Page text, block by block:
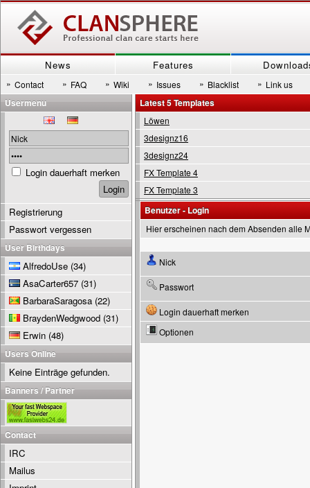
News Features
» Contact » FAQ » Wiki » Issues » Blacklist » Link us
Latest 5 Templates
Löwen
3designz16
3designz24
FX Template 4
FX Template 3
Benutzer - Login
Hier erscheinen nach dem Absenden alle
Nick
Passwort
Login dauerhaft merken
Optionen
Usermenu
Login dauerhaft merken
Registrierung
Passwort vergessen
User Birthdays
AlfredoUse (34)
AsaCarter657 (31)
BarbaraSaragosa (22)
BraydenWedgwood (31)
Erwin (48)
Users Online
Keine Einträge gefunden.
Banners / Partner
Contact
IRC
Mailus